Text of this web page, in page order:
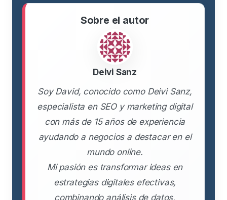
Sobre el autor
Deivi Sanz
Soy David, conocido como Deivi Sanz,
especialista en SEO y marketing digital
con más de 15 años de experiencia
ayudando a negocios a destacar en el
mundo online.
Mi pasión es transformar ideas en
estrategias digitales efectivas,
combinando análisis de datos,